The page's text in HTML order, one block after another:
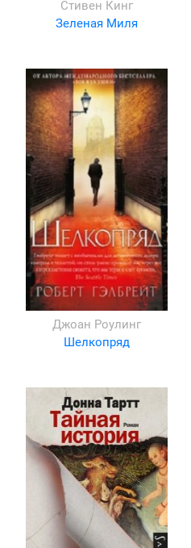
Стивен Кинг
Зеленая Миля
Джоан Роулинг
Шелкопряд